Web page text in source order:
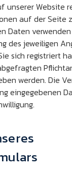
unserer Website
auf der Seite
Daten
des jeweiligen
sich registriert
werden. Die
eingegebenen